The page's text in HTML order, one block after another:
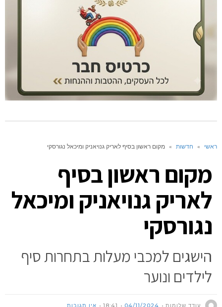
ראשי » חדשות » מקום ראשון בסיף לאריק גנויאניק ומיכאל נגורסקי
מקום ראשון בסיף
לאריק גנויאניק ומיכאל
נגורסקי
הישגים למכבי מעלות בתחרות סיף
לילדים ונוער
עודד שלומות 04/11/2024
18:41 אין תגובות